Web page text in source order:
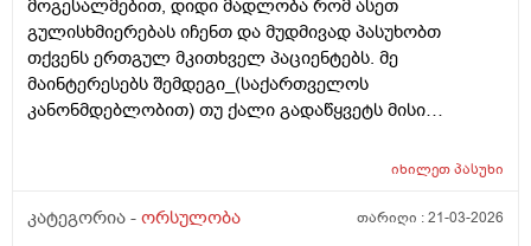
მოგესალმებით, დიდი მადლობა რომ ასეთ
გულისხმიერებას იჩენთ და მუდმივად პასუხობთ
თქვენს ერთგულ მკითხველ პაციენტებს. მე
მაინტერესებს შემდეგი_(საქართველოს
კანონმდებლობით) თუ ქალი გადაწყვეტს მისი
(კვერცხუჯრედის კრიოპრეზერვაცია) შესაძლებელი?
მნიშვნელოვანი შეკითხვა_თუ, დავუშვათ, საკუთარ
იხილეთპასუხი
კატეგორია - ორსულობა თარიღი :21-03-2026